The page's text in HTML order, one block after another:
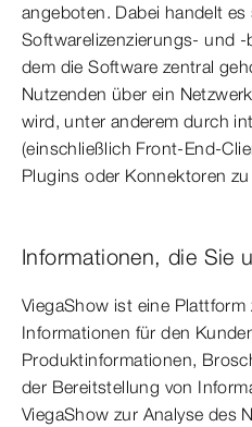
angeboten. Dabei handelt es
Softwarelizenzierungs- und
dem die Software zentral
Nutzenden über ein
wird, unter anderem durch
(einschließlich Front-End-
Plugins oder Konnektoren
Informationen, die Sie
ViegaShow ist eine
Informationen für den
Produktinformationen,
der Bereitstellung von
ViegaShow zur Analyse des